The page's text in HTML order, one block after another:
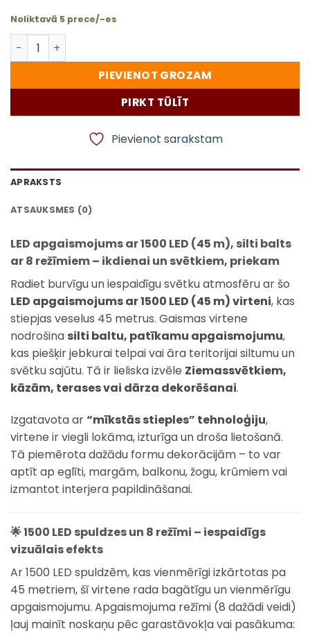
Noliktavā 5 prece/-es
LED apgaismojums ar 1500 LED (45 m), silti balts ar 8
PIEVIENOT GROZAM
PIRKT TŪLĪT
Pievienot sarakstam
APRAKSTS
ATSAUKSMES (0)
LED apgaismojums ar 1500 LED (45 m), silti balts
ar 8 režīmiem – ikdienai un svētkiem, priekam
Radiet burvīgu un iespaidīgu svētku atmosfēru ar šo
LED apgaismojums ar 1500 LED (45 m) virteni, kas
stiepjas veselus 45 metrus. Gaismas virtene
nodrošina silti baltu, patīkamu apgaismojumu,
kas piešķir jebkurai telpai vai āra teritorijai siltumu un
svētku sajūtu. Tā ir lieliska izvēle Ziemassvētkiem,
kāzām, terases vai dārza dekorēšanai.
Izgatavota ar“mīkstās stieples” tehnoloģiju,
virtene ir viegli lokāma, izturīga un droša lietošanā.
Tā piemērota dažādu formu dekorācijām – to var
aptīt ap eglīti, margām, balkonu, žogu, krūmiem vai
izmantot interjera papildināšanai.
🌟 1500 LED spuldzes un 8 režīmi – iespaidīgs
vizuālais efekts
Ar 1500 LED spuldzēm, kas vienmērīgi izkārtotas pa
45 metriem, šī virtene rada bagātīgu un vienmērīgu
apgaismojumu. Apgaismojuma režīmi (8 dažādi veidi)
ļauj mainīt noskaņu pēc garastāvokļa vai pasākuma: